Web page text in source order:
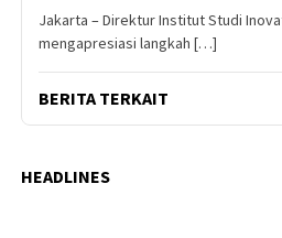
Jakarta – Direktur Institut Studi
mengapresiasi langkah […]
BERITA TERKAIT
HEADLINES